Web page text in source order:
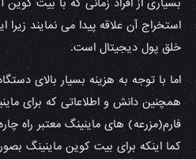
استخراج آن علاقه پیدا می نمایند
خلق پول دیجیتال است.
اما با توجه به هزینه بسیار بالای
همچنین دانش و اطلاعاتی که برای
فارم(مزرعه) های ماینینگ معتبر راه
کما اینکه برای بیت کوین ماینینگ